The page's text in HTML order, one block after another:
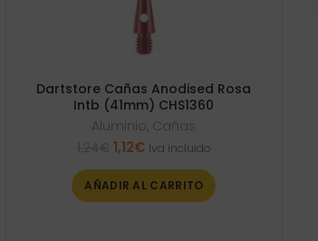
Dartstore Cañas Anodised Rosa
Intb (41mm) CHS1360
Aluminio, Cañas
El
original
era:
1,12€El
actual
es:
Iva incluido
AÑADIR AL CARRITO